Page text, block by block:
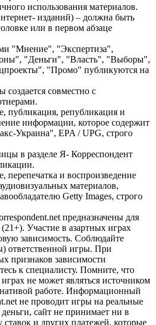
использования материалов.
изданий) – должна быть
или в первом абзаце
"Мнение", "Экспертиза",
"Деньги", "Власть", "Выборы",
"Промо" публикуются на
создается совместно с
публикация, републикация и
информации, которое содержит
Украина", EPA / UPG, строго
в разделе Я- Корреспондент
перепечатка и воспроизведение
материалов,
Getty Images, строго
предназначены для
Участие в азартных играх
зависимость. Соблюдайте
ответственной игры. При
признаков зависимости
к специалисту. Помните, что
не может являться источником
работе. Информационный
не проводит игры на реальные
сайт не принимает ни в
ставок и других платежей, которые